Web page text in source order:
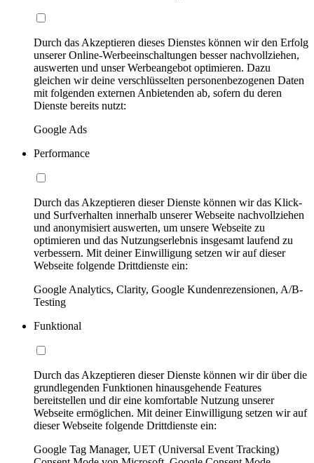
Durch das Akzeptieren dieses Dienstes können wir den Erfolg
unserer Online-Werbeeinschaltungen besser nachvollziehen,
auswerten und unser Werbeangebot optimieren. Dazu
gleichen wir deine verschlüsselten personenbezogenen Daten
mit folgenden externen Anbietenden ab, sofern du deren
Dienste bereits nutzt:
Google Ads
Performance
Durch das Akzeptieren dieser Dienste können wir das Klick-
und Surfverhalten innerhalb unserer Webseite nachvollziehen
und anonymisiert auswerten, um unsere Webseite zu
optimieren und das Nutzungserlebnis insgesamt laufend zu
verbessern. Mit deiner Einwilligung setzen wir auf dieser
Webseite folgende Drittdienste ein:
Google Analytics, Clarity, Google Kundenrezensionen, A/B-
Testing
Funktional
Durch das Akzeptieren dieser Dienste können wir dir über die
grundlegenden Funktionen hinausgehende Features
bereitstellen und dir eine komfortable Nutzung unserer
Webseite ermöglichen. Mit deiner Einwilligung setzen wir auf
dieser Webseite folgende Drittdienste ein:
Google Tag Manager, UET (Universal Event Tracking)